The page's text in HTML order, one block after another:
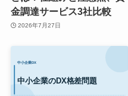
金調達サービス3社比較
2026年7月27日